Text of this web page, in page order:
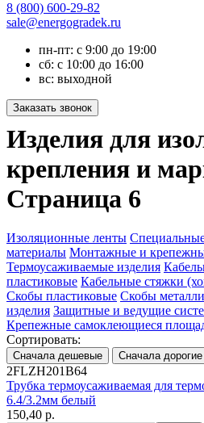
8 (800) 600-29-82
sale@energogradek.ru
пн-пт: с 9:00 до 19:00
сб: с 10:00 до 16:00
вс: выходной
Изделия для
крепления и
Страница 6
Изоляционные ленты
материалы Монтажные и
Термоусаживаемые изделия
пластиковые Кабельные стяжки
Скобы пластиковые Скобы
изделия Защитные и ведущие
Крепежные самоклеющиеся
Сортировать:
2FLZH201B64
Трубка термоусаживаемая для
6.4/3.2мм белый
150,40 р.